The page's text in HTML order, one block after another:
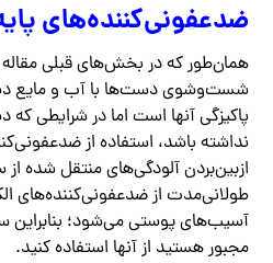
ضدعفونی‌کننده‌های
همان‌طور که در بخش‌های قبلی مقاله
شست‌وشوی دست‌ها با آب و مایع
پاکیزگی آنها است اما در شرایطی
نداشته باشد، استفاده از
ازبین‌بردن آلودگی‌های منتقل شده
طولانی‌مدت از ضدعفونی‌کننده‌های
آسیب‌های پوستی می‌شود؛ بنابراین
مجبور هستید از آنها استفاده کنید.